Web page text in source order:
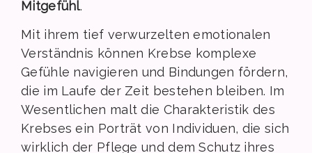
Mitgefühl.
Mit ihrem tief verwurzelten emotionalen
Verständnis können Krebse komplexe
Gefühle navigieren und Bindungen fördern,
die im Laufe der Zeit bestehen bleiben. Im
Wesentlichen malt die Charakteristik des
Krebses ein Porträt von Individuen, die sich
wirklich der Pflege und dem Schutz ihres